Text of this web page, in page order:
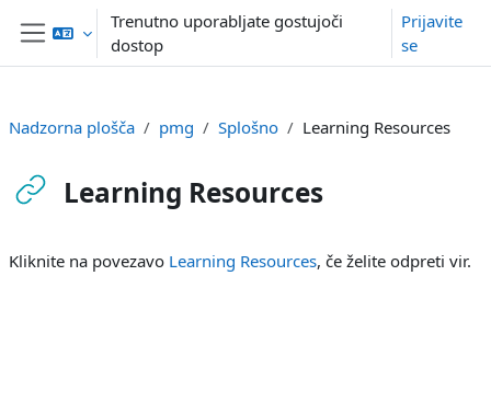
Preskoči na glavno vsebino
Stransko polje
Trenutno uporabljate gostujoči
dostop
Prijavite
se
Nadzorna plošča pmg Splošno Learning Resources
Learning Resources
Kliknite na povezavo Learning Resources, če želite odpreti vir.